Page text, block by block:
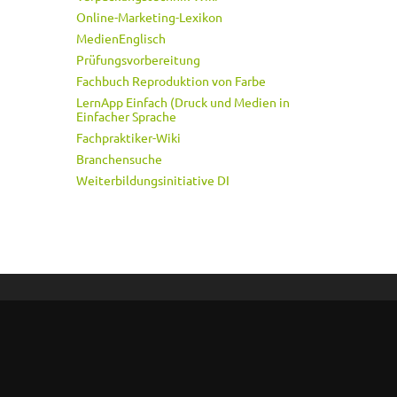
Online-Marketing-Lexikon
MedienEnglisch
Prüfungsvorbereitung
Fachbuch Reproduktion von Farbe
LernApp Einfach (Druck und Medien in
Einfacher Sprache
Fachpraktiker-Wiki
Branchensuche
Weiterbildungsinitiative DI